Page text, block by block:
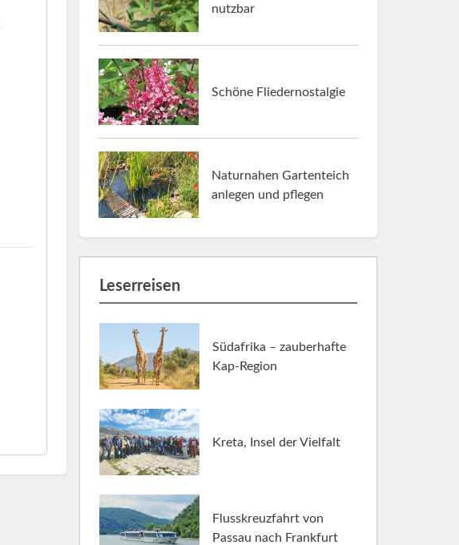
nutzbar
Schöne Fliedernostalgie
Naturnahen Gartenteich
anlegen und pflegen
Leserreisen
Südafrika – zauberhafte
Kap-Region
Kreta, Insel der Vielfalt
Flusskreuzfahrt von
Passau nach Frankfurt